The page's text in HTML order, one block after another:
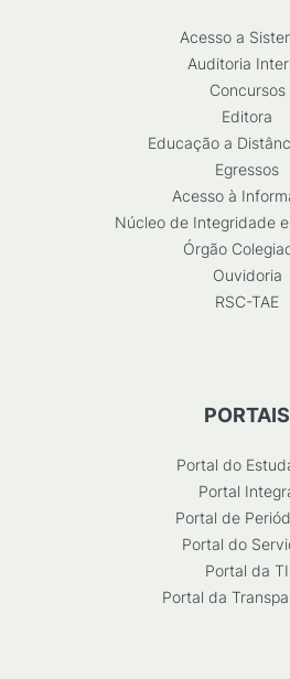
Acesso a
Auditoria
Concursos
Editora
Educação a
Egressos
Acesso à
Núcleo de Integridade
Órgão
Ouvidoria
RSC-TAE
PORTAIS
Portal do
Portal
Portal de
Portal do
Portal da TI
Portal da